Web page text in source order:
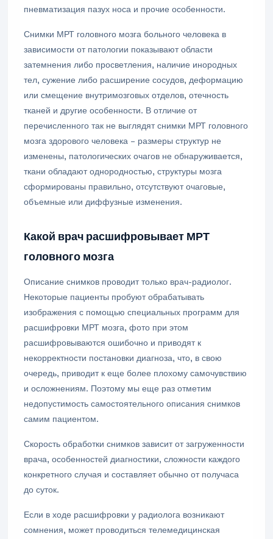
пневматизация пазух носа и прочие особенности.
Снимки МРТ головного мозга больного человека в
зависимости от патологии показывают области
затемнения либо просветления, наличие инородных
тел, сужение либо расширение сосудов, деформацию
или смещение внутримозговых отделов, отечность
тканей и другие особенности. В отличие от
перечисленного так не выглядят снимки МРТ головного
мозга здорового человека – размеры структур не
изменены, патологических очагов не обнаруживается,
ткани обладают однородностью, структуры мозга
сформированы правильно, отсутствуют очаговые,
объемные или диффузные изменения.
Какой врач расшифровывает МРТ
головного мозга
Описание снимков проводит только врач-радиолог.
Некоторые пациенты пробуют обрабатывать
изображения с помощью специальных программ для
расшифровки МРТ мозга, фото при этом
расшифровываются ошибочно и приводят к
некорректности постановки диагноза, что, в свою
очередь, приводит к еще более плохому самочувствию
и осложнениям. Поэтому мы еще раз отметим
недопустимость самостоятельного описания снимков
самим пациентом.
Скорость обработки снимков зависит от загруженности
врача, особенностей диагностики, сложности каждого
конкретного случая и составляет обычно от получаса
до суток.
Если в ходе расшифровки у радиолога возникают
сомнения, может проводиться телемедицинская